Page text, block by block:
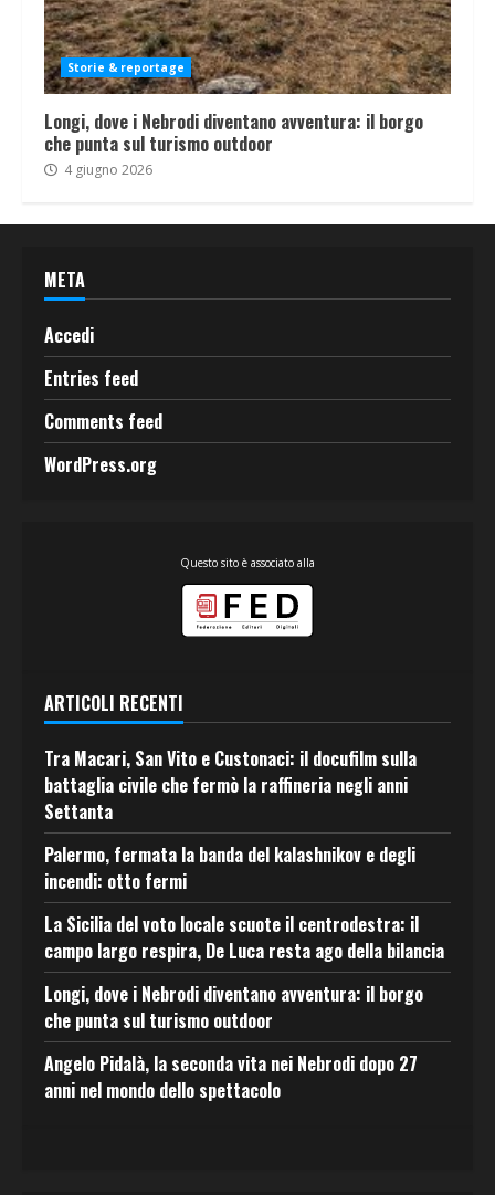
Storie & reportage
Longi, dove i Nebrodi diventano avventura: il borgo
che punta sul turismo outdoor
4 giugno 2026
META
Accedi
Entries feed
Comments feed
WordPress.org
Questo sito è associato alla
ARTICOLI RECENTI
Tra Macari, San Vito e Custonaci: il docufilm sulla
battaglia civile che fermò la raffineria negli anni
Settanta
Palermo, fermata la banda del kalashnikov e degli
incendi: otto fermi
La Sicilia del voto locale scuote il centrodestra: il
campo largo respira, De Luca resta ago della bilancia
Longi, dove i Nebrodi diventano avventura: il borgo
che punta sul turismo outdoor
Angelo Pidalà, la seconda vita nei Nebrodi dopo 27
anni nel mondo dello spettacolo